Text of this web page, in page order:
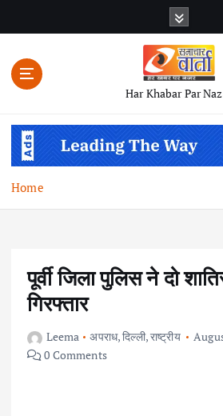
n
Har Khabar Par
Home
पूर्वी जिला पुलिस ने दो
गिरफ्तार
Leema अपराध,दिल्ली,राष्ट्रीय
0 Comments